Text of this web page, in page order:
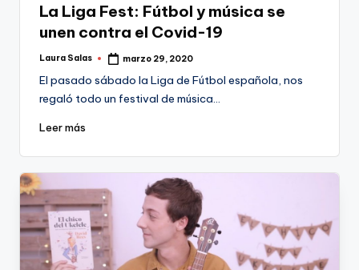
La Liga Fest: Fútbol y música se
unen contra el Covid-19
Publicado
Laura Salas marzo 29, 2020
El pasado sábado la Liga de Fútbol española, nos
regaló todo un festival de música…
Leer más